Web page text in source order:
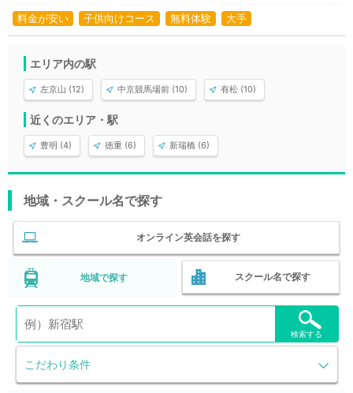
料金が安い 子供向けコース 無料体験 大手
エリア内の駅
左京山 (12) 中京競馬場前 (10) 有松 (10)
近くのエリア・駅
豊明 (4) 徳重 (6) 新瑞橋 (6)
地域・スクール名で探す
オンライン英会話を探す
地域で探す スクール名で探す
こだわり条件
検索する